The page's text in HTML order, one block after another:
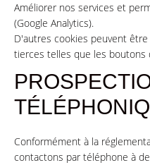
Améliorer nos services et
(Google Analytics).
D'autres cookies peuvent
tierces telles que les boutons
Conformément à la
contactons par téléphone à